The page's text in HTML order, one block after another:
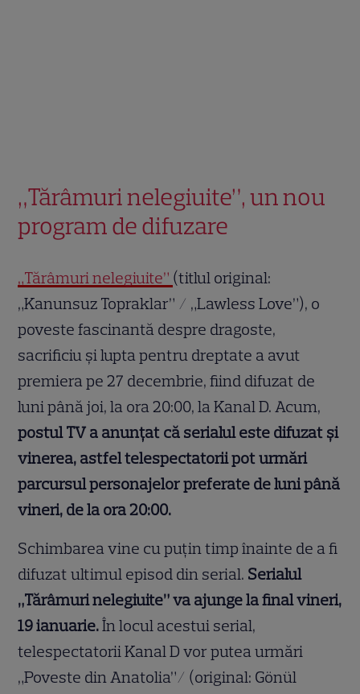
„Tărâmuri nelegiuite”, un nou
program de difuzare
„Tărâmuri nelegiuite” (titlul original:
„Kanunsuz Topraklar” / „Lawless Love”), o
poveste fascinantă despre dragoste,
sacrificiu și lupta pentru dreptate a avut
premiera pe 27 decembrie, fiind difuzat de
luni până joi, la ora 20:00, la Kanal D. Acum,
postul TV a anunțat că serialul este difuzat și
vinerea, astfel telespectatorii pot urmări
parcursul personajelor preferate de luni până
vineri, de la ora 20:00.
Schimbarea vine cu puțin timp înainte de a fi
difuzat ultimul episod din serial. Serialul
„Tărâmuri nelegiuite” va ajunge la final vineri,
19 ianuarie.În locul acestui serial,
telespectatorii Kanal D vor putea urmări
„Poveste din Anatolia”/ (original: Gönül